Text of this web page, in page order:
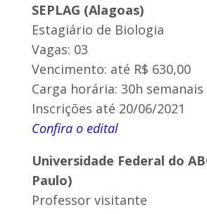
SEPLAG (Alagoas)
Estagiário de Biologia
Vagas: 03
Vencimento: até R$ 630,00
Carga horária: 30h semanais
Inscrições até 20/06/2021
Confira o edital
Universidade Federal do
Paulo)
Professor visitante